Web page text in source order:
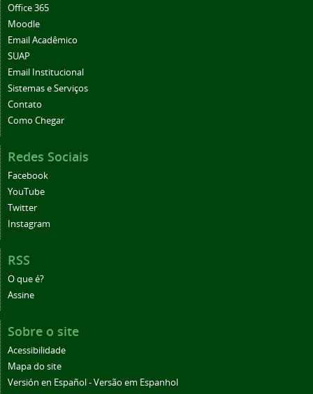
Office 365
Moodle
Email Acadêmico
SUAP
Email Institucional
Sistemas e Serviços
Contato
Como Chegar
Redes Sociais
Facebook
YouTube
Twitter
Instagram
RSS
O que é?
Assine
Sobre o site
Acessibilidade
Mapa do site
Versión en Español - Versão em Espanhol